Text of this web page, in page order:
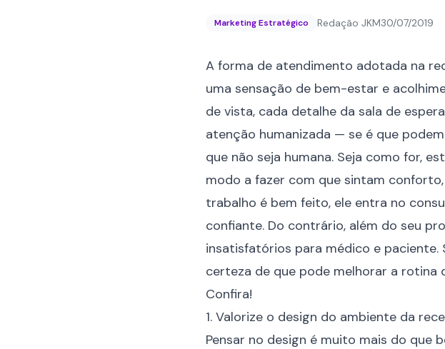
Marketing Estratégico Redação JKM30/07/2019
A forma de atendimento adotada na
uma sensação de bem-estar e
de vista, cada detalhe da sala de
atenção humanizada — se é que
que não seja humana. Seja como for,
modo a fazer com que sintam
trabalho é bem feito, ele entra no
confiante. Do contrário, além do seu
insatisfatórios para médico e paciente.
certeza de que pode melhorar a rotina
Confira!
1. Valorize o design do ambiente da
Pensar no design é muito mais do que